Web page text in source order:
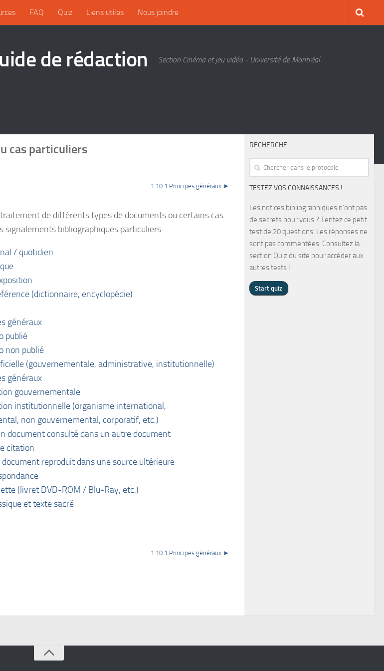
FAQ Quiz Liens utiles Nous joindre
de rédaction Section Cinéma et jeu vidéo - Université de Montréal
cas particuliers
1.10.1 Principes généraux ►
de différents types de documents ou certains cas
signalements bibliographiques particuliers.
/ quotidien
(dictionnaire, encyclopédie)
généraux
publié
non publié
(gouvernementale, administrative, institutionnelle)
généraux
gouvernementale
institutionnelle (organisme international,
non gouvernemental, corporatif, etc.)
document consulté dans un autre document
citation
reproduit dans une source ultérieure
(livret DVD-ROM / Blu-Ray, etc.)
et texte sacré
1.10.1 Principes généraux ►
RECHERCHE
TESTEZ VOS CONNAISSANCES !
Les notices bibliographiques n’ont pas
de secrets pour vous ? Tentez ce petit
test de 20 questions. Les réponses ne
sont pas commentées. Consultez la
section Quiz du site pour accéder aux
autres tests !